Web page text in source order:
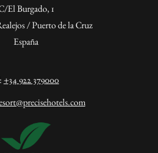
El Burgado, 1
/ Puerto de la Cruz
España
+34 922 379000